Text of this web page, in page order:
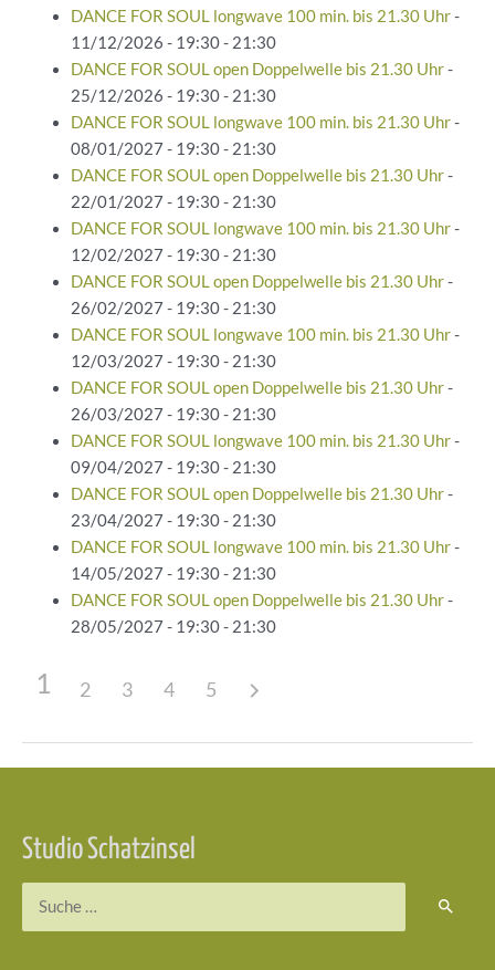
DANCE FOR SOUL longwave 100 min. bis 21.30 Uhr-
11/12/2026 - 19:30 - 21:30
DANCE FOR SOUL open Doppelwelle bis 21.30 Uhr-
25/12/2026 - 19:30 - 21:30
DANCE FOR SOUL longwave 100 min. bis 21.30 Uhr-
08/01/2027 - 19:30 - 21:30
DANCE FOR SOUL open Doppelwelle bis 21.30 Uhr-
22/01/2027 - 19:30 - 21:30
DANCE FOR SOUL longwave 100 min. bis 21.30 Uhr-
12/02/2027 - 19:30 - 21:30
DANCE FOR SOUL open Doppelwelle bis 21.30 Uhr-
26/02/2027 - 19:30 - 21:30
DANCE FOR SOUL longwave 100 min. bis 21.30 Uhr-
12/03/2027 - 19:30 - 21:30
DANCE FOR SOUL open Doppelwelle bis 21.30 Uhr-
26/03/2027 - 19:30 - 21:30
DANCE FOR SOUL longwave 100 min. bis 21.30 Uhr-
09/04/2027 - 19:30 - 21:30
DANCE FOR SOUL open Doppelwelle bis 21.30 Uhr-
23/04/2027 - 19:30 - 21:30
DANCE FOR SOUL longwave 100 min. bis 21.30 Uhr-
14/05/2027 - 19:30 - 21:30
DANCE FOR SOUL open Doppelwelle bis 21.30 Uhr-
28/05/2027 - 19:30 - 21:30
1 2 3 4 5
Studio Schatzinsel